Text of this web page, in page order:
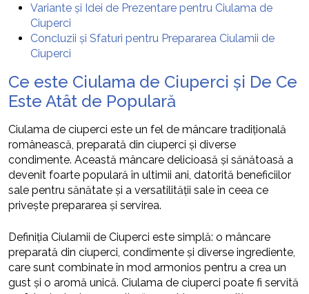
Variante și Idei de Prezentare pentru Ciulama de
Ciuperci
Concluzii și Sfaturi pentru Prepararea Ciulamii de
Ciuperci
Ce este Ciulama de Ciuperci și De Ce
Este Atât de Populară
Ciulama de ciuperci este un fel de mâncare tradițională
românească, preparată din ciuperci și diverse
condimente. Această mâncare delicioasă și sănătoasă a
devenit foarte populară în ultimii ani, datorită beneficiilor
sale pentru sănătate și a versatilității sale în ceea ce
privește prepararea și servirea.
Definiția Ciulamii de Ciuperci este simplă: o mâncare
preparată din ciuperci, condimente și diverse ingrediente,
care sunt combinate în mod armonios pentru a crea un
gust și o aromă unică. Ciulama de ciuperci poate fi servită